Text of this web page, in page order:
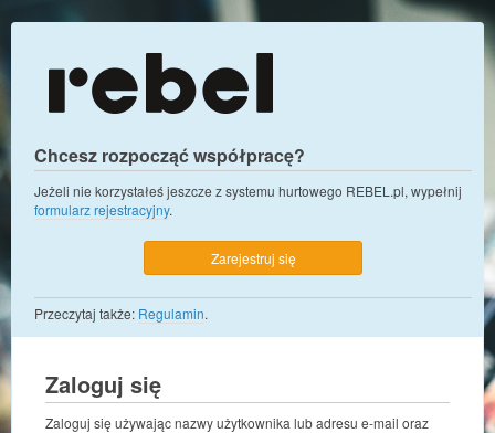
Chcesz rozpocząć współpracę?
Jeżeli nie korzystałeś jeszcze z systemu hurtowego REBEL.pl, wypełnij
formularz rejestracyjny.
Zarejestruj się
Przeczytaj także: Regulamin.
Zaloguj się
Zaloguj się używając nazwy użytkownika lub adresu e-mail oraz